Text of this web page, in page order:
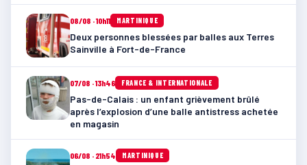
08/08 · 10h11 MARTINIQUE
Deux personnes blessées par balles aux Terres
Sainville à Fort-de-France
07/08 · 13h46 FRANCE & INTERNATIONALE
Pas-de-Calais : un enfant grièvement brûlé
après l’explosion d’une balle antistress achetée
en magasin
06/08 · 21h54 MARTINIQUE